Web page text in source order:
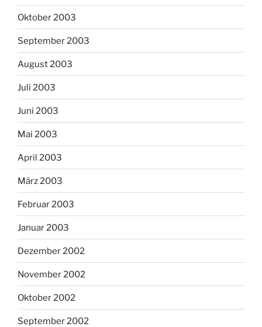
Oktober 2003
September 2003
August 2003
Juli 2003
Juni 2003
Mai 2003
April 2003
März 2003
Februar 2003
Januar 2003
Dezember 2002
November 2002
Oktober 2002
September 2002